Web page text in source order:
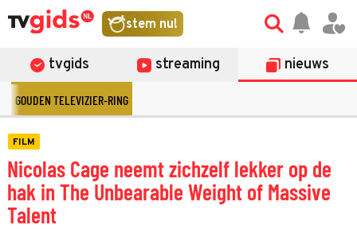
stem nu!
tvgids streaming nieuws
GOUDEN TELEVIZIER-RING
FILM
Nicolas Cage neemt zichzelf lekker op de
hak in The Unbearable Weight of Massive
Talent